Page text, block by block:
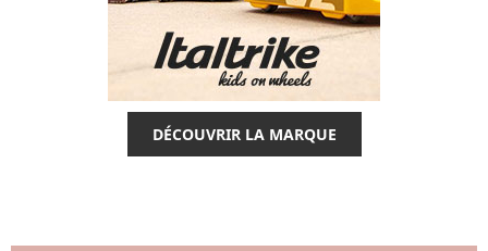
DÉCOUVRIR LA MARQUE